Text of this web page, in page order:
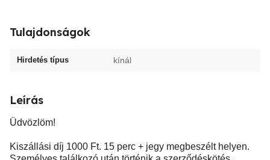
Tulajdonságok
Hirdetés típus kínál
Leírás
Üdvözlöm!
Kiszállási díj 1000 Ft. 15 perc + jegy megbeszélt helyen.